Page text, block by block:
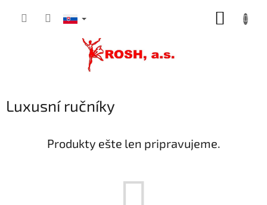
Luxusní ručníky
Produkty ešte len pripravujeme.